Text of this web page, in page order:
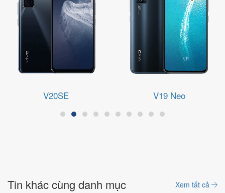
V20SE V19 Neo
Tin khác cùng danh mục Xem tất cả